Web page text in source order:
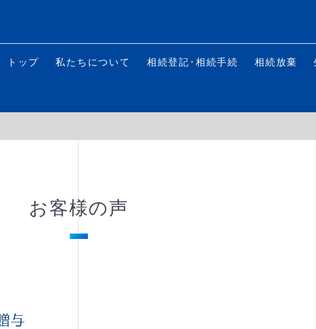
トップ 私たちについて 相続登記･相続手続 相続放棄
お客様の声
与